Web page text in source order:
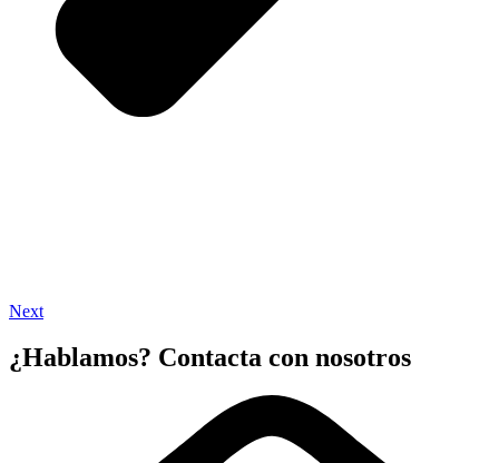
Next
¿Hablamos? Contacta con nosotros